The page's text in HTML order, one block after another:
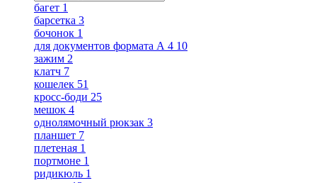
багет 1
барсетка 3
бочонок 1
для документов формата А 4 10
зажим 2
клатч 7
кошелек 51
кросс-боди 25
мешок 4
однолямочный рюкзак 3
планшет 7
плетеная 1
портмоне 1
ридикюль 1